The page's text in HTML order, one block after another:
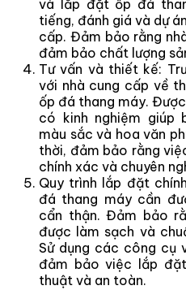
và lắp đặt ốp đá
tiếng, đánh giá và dự
cấp. Đảm bảo rằng
đảm bảo chất lượng
Tư vấn và thiết kế:
với nhà cung cấp về
ốp đá thang máy.
có kinh nghiệm giúp
màu sắc và hoa văn
thời, đảm bảo rằng
chính xác và chuyên
Quy trình lắp đặt
đá thang máy cần
cẩn thận. Đảm bảo
được làm sạch và
Sử dụng các công cụ
đảm bảo việc lắp
thuật và an toàn.